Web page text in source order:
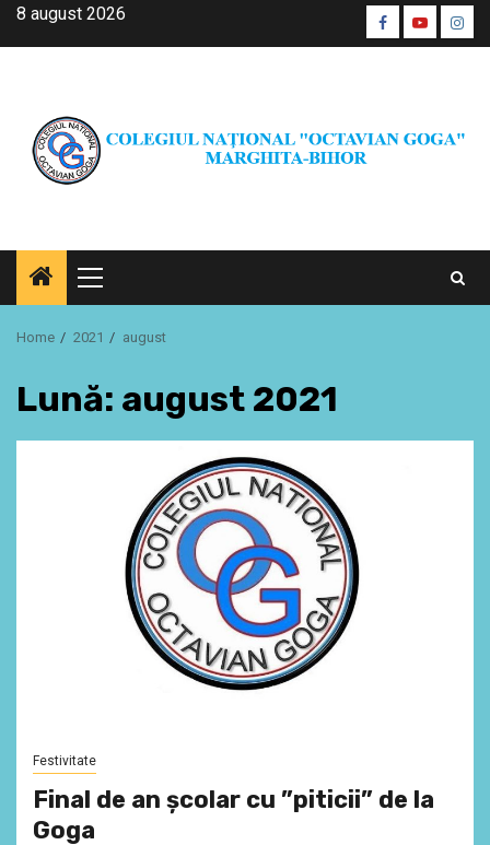
Skip8 august 2026 Facebook
Youtube
CŞE
Primary
Menu
Home 2021 august
Lună: august 2021
Festivitate
Final de an școlar cu ”piticii” de la
Goga